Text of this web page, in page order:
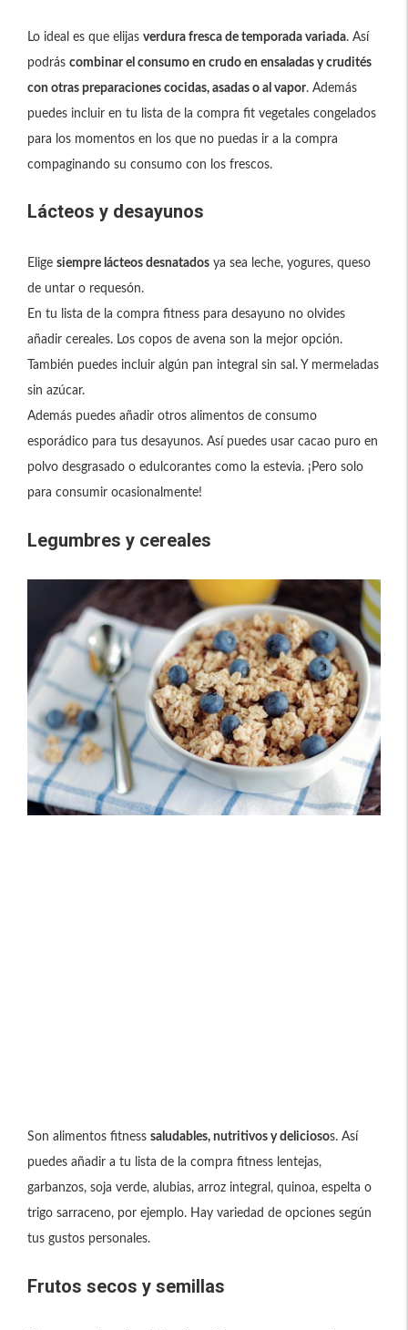
Lo ideal es que elijas verdura fresca de temporada variada. Así
podrás combinar el consumo en crudo en ensaladas y crudités
con otras preparaciones cocidas, asadas o al vapor. Además
puedes incluir en tu lista de la compra fit vegetales congelados
para los momentos en los que no puedas ir a la compra
compaginando su consumo con los frescos.
Lácteos y desayunos
Elige siempre lácteos desnatados ya sea leche, yogures, queso
de untar o requesón.
En tu lista de la compra fitness para desayuno no olvides
añadir cereales. Los copos de avena son la mejor opción.
También puedes incluir algún pan integral sin sal. Y mermeladas
sin azúcar.
Además puedes añadir otros alimentos de consumo
esporádico para tus desayunos. Así puedes usar cacao puro en
polvo desgrasado o edulcorantes como la estevia. ¡Pero solo
para consumir ocasionalmente!
Legumbres y cereales
Son alimentos fitness saludables, nutritivos y deliciosos. Así
puedes añadir a tu lista de la compra fitness lentejas,
garbanzos, soja verde, alubias, arroz integral, quinoa, espelta o
trigo sarraceno, por ejemplo. Hay variedad de opciones según
tus gustos personales.
Frutos secos y semillas